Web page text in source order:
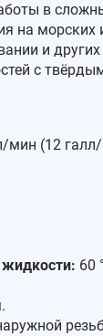
в
на морских
и других
с
мин (12
60